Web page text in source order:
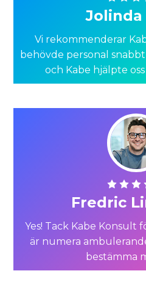
Jolinda
Vi rekommenderar
behövde personal
och Kabe hjälpte
Fredric
Yes! Tack Kabe Konsult
är numera
bestämma